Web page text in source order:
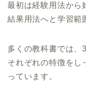
最初は経験用法から
結果用法へと学習範
多くの教科書では、
それぞれの特徴をし
っています。